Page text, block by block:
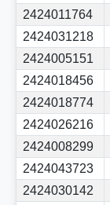
2424011764
2424031218
2424005151
2424018456
2424018774
2424026216
2424008299
2424043723
2424030142